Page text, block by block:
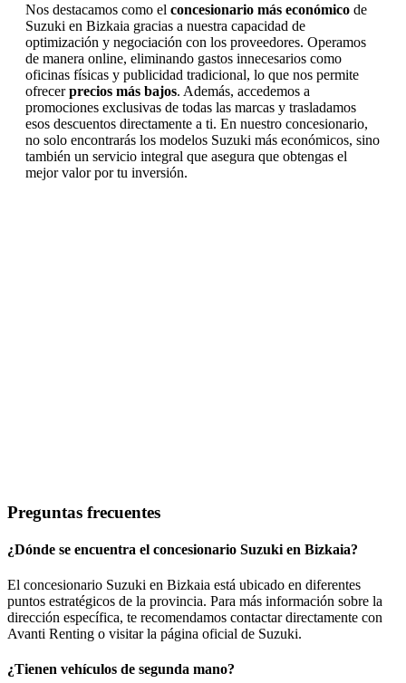
Nos destacamos como el concesionario más económico de
Suzuki en Bizkaia gracias a nuestra capacidad de
optimización y negociación con los proveedores. Operamos
de manera online, eliminando gastos innecesarios como
oficinas físicas y publicidad tradicional, lo que nos permite
ofrecerprecios más bajos. Además, accedemos a
promociones exclusivas de todas las marcas y trasladamos
esos descuentos directamente a ti. En nuestro concesionario,
no solo encontrarás los modelos Suzuki más económicos, sino
también un servicio integral que asegura que obtengas el
mejor valor por tu inversión.
Preguntas frecuentes
¿Dónde se encuentra el concesionario Suzuki en Bizkaia?
El concesionario Suzuki en Bizkaia está ubicado en diferentes
puntos estratégicos de la provincia. Para más información sobre la
dirección específica, te recomendamos contactar directamente con
Avanti Renting o visitar la página oficial de Suzuki.
¿Tienen vehículos de segunda mano?